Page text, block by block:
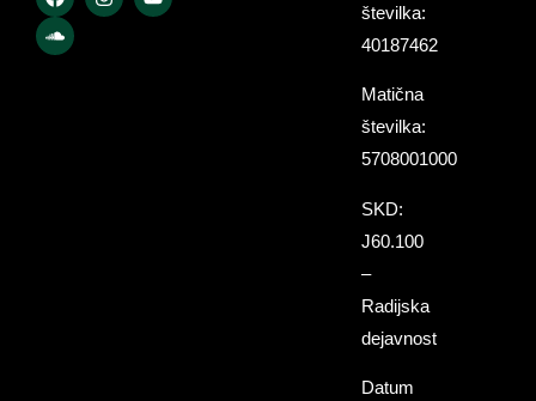
številka:
40187462
Matična
številka:
5708001000
SKD:
J60.100
–
Radijska
dejavnost
Datum